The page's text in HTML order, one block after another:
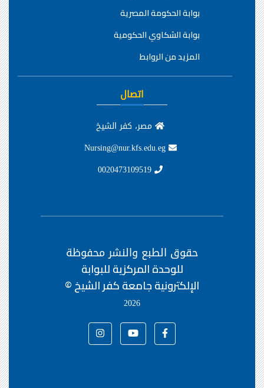
بوابة الحكومة المصرية
بوابة الشكاوي الحكومية
المزيد من الروابط
اتصال
مصر، كفر الشيخ
Nursing@nur.kfs.edu.eg
حقوق الطبع والنشر محفوظة
للوحدة المركزية للبوابة
الإلكترونية جامعة كفر الشيخ ©
2026